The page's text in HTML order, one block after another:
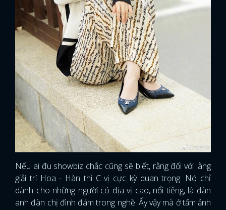
Nếu ai đu showbiz chắc cũng sẽ biết, rằng đối với làng
giải trí Hoa - Hàn thì C vị cực kỳ quan trọng. Nó chỉ
dành cho những người có địa vị cao, nổi tiếng, là đàn
anh đàn chị đình đám trong nghề. Ấy vậy mà ở tấm ảnh